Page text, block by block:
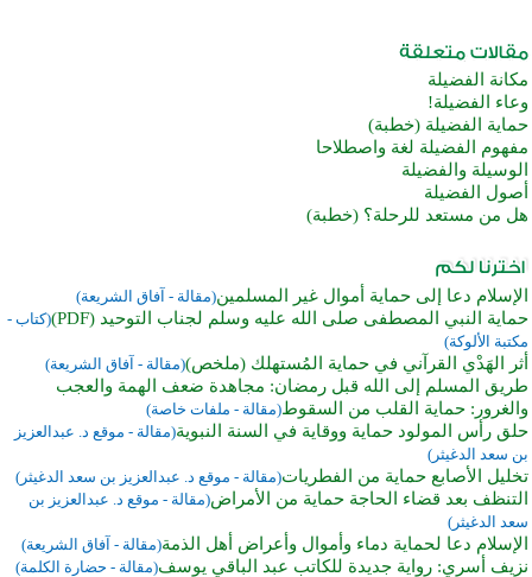
مكانة الفضيلة
وعاء الفضيلة!
حماية الفضيلة (خطبة)
مفهوم الفضيلة لغة واصطلاحا
الوسيلة والفضيلة
أصول الفضيلة
هل من مستعد للرحلة؟ (خطبة)
الإسلام دعا إلى حماية أموال غير المسلمين(مقالة - آفاق الشريعة)
حماية النبي المصطفى صلى الله عليه وسلم لجناب التوحيد (PDF)
(كتاب -
مكتبة الألوكة)
أثر الهَدْي القرآني في حماية المُستهلك (ملخص)(مقالة - آفاق الشريعة)
طريق المسلم إلى الله قبل رمضان: مجاهدة ضعف الهمة والعجب
والغرور: حماية القلب من السقوط(مقالة - ملفات خاصة)
حلق رأس المولود حماية ووقاية في السنة النبوية(مقالة - موقع د. عبدالعزيز
بن سعد الدغيثر)
تخليل الأصابع حماية من الفطريات(مقالة - موقع د. عبدالعزيز بن سعد الدغيثر)
التنظف بعد قضاء الحاجة حماية من الأمراض(مقالة - موقع د. عبدالعزيز بن
سعد الدغيثر)
الإسلام دعا لحماية دماء وأموال وأعراض أهل الذمة(مقالة - آفاق الشريعة)
نزيف أسري: رواية جديدة للكاتب عبد الباقي يوسف(مقالة - حضارة الكلمة)